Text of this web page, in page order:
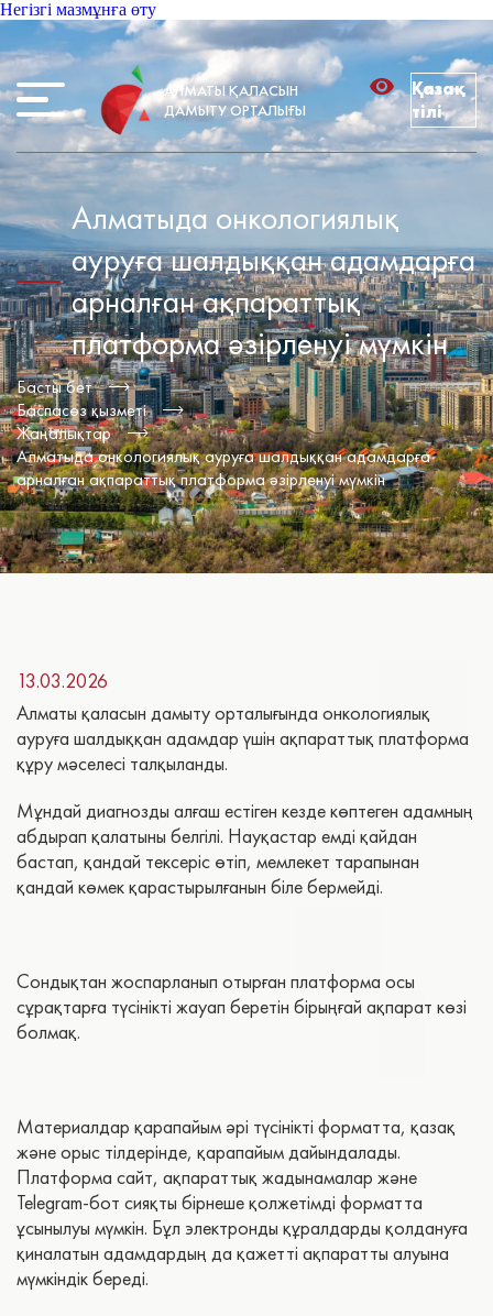
Негізгі мазмұнға өту
АЛМАТЫ ҚАЛАСЫН
ДАМЫТУ ОРТАЛЫҒЫ
Қазақ
тілі
Алматыда онкологиялық
ауруға шалдыққан адамдарға
арналған ақпараттық
платформа әзірленуі мүмкін
Басты бет
Баспасөз қызметі
Жаңалықтар
Алматыда онкологиялық ауруға шалдыққан адамдарға
арналған ақпараттық платформа әзірленуі мүмкін
13.03.2026
Алматы қаласын дамыту орталығында онкологиялық
ауруға шалдыққан адамдар үшін ақпараттық платформа
құру мәселесі талқыланды.
Мұндай диагнозды алғаш естіген кезде көптеген адамның
абдырап қалатыны белгілі. Науқастар емді қайдан
бастап, қандай тексеріс өтіп, мемлекет тарапынан
қандай көмек қарастырылғанын біле бермейді.
Сондықтан жоспарланып отырған платформа осы
сұрақтарға түсінікті жауап беретін бірыңғай ақпарат көзі
болмақ.
Материалдар қарапайым әрі түсінікті форматта, қазақ
және орыс тілдерінде, қарапайым дайындалады.
Платформа сайт, ақпараттық жадынамалар және
Telegram-бот сияқты бірнеше қолжетімді форматта
ұсынылуы мүмкін. Бұл электронды құралдарды қолдануға
қиналатын адамдардың да қажетті ақпаратты алуына
мүмкіндік береді.